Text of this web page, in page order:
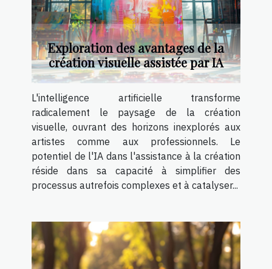
Exploration des avantages de la
création visuelle assistée par IA
L'intelligence artificielle transforme
radicalement le paysage de la création
visuelle, ouvrant des horizons inexplorés aux
artistes comme aux professionnels. Le
potentiel de l'IA dans l'assistance à la création
réside dans sa capacité à simplifier des
processus autrefois complexes et à catalyser...